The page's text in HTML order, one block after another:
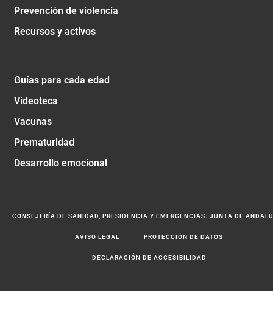
Prevención de violencia
Recursos y activos
Guías para cada edad
Videoteca
Vacunas
Prematuridad
Desarrollo emocional
CONSEJERÍA DE SANIDAD, PRESIDENCIA Y EMERGENCIAS. JUNTA DE
AVISO LEGAL PROTECCIÓN DE DATOS
DECLARACIÓN DE ACCESIBILIDAD